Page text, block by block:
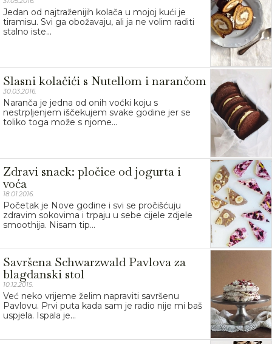
Jedan od najtraženijih kolača u mojoj kući je
tiramisu. Svi ga obožavaju, ali ja ne volim raditi
stalno iste...
Slasni kolačići s Nutellom i narančom
30.03.2016.
Naranča je jedna od onih voćki koju s
nestrpljenjem iščekujem svake godine jer se
toliko toga može s njome...
Zdravi snack: pločice od jogurta i
voća
18.01.2016.
Početak je Nove godine i svi se pročišćuju
zdravim sokovima i trpaju u sebe cijele zdjele
smoothija. Nisam tip...
Savršena Schwarzwald Pavlova za
blagdanski stol
10.12.2015.
Već neko vrijeme želim napraviti savršenu
Pavlovu. Prvi puta kada sam je radio nije mi baš
uspjela. Ispala je...